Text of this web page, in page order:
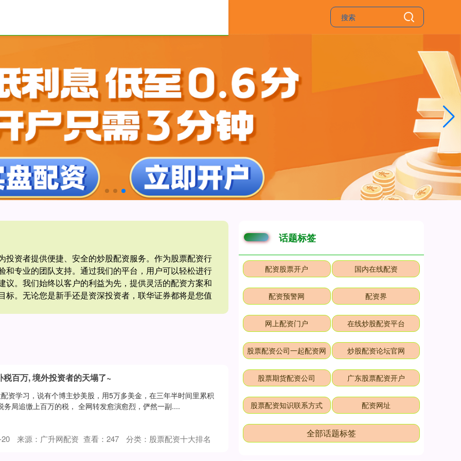
资者提供便捷、安全的炒股配资服务。作为股票配资行
专业的团队支持。通过我们的平台，用户可以轻松进行
。我们始终以客户的利益为先，提供灵活的配资方案和
。无论您是新手还是资深投资者，联华证券都将是您值
百万, 境外投资者的天塌了~
资学习，说有个博主炒美股，用5万多美金，在三年半时间里累积
务局追缴上百万的税， 全网转发愈演愈烈，俨然一副....
来源：广升网配资 查看： 247 分类： 股票配资十大排名
话题标签
配资股票开户 国内在线配资
配资预警网 配资界
网上配资门户 在线炒股配资平台
股票配资公司一起配资网 炒股配资论坛官网
股票期货配资公司 广东股票配资开户
股票配资知识联系方式 配资网址
全部话题标签